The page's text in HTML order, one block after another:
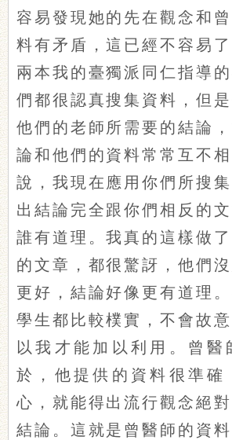
容易發現她的先在觀念和
料有矛盾，這已經不容易
兩本我的臺獨派同仁指導
們都很認真搜集資料，但
他們的老師所需要的結論
論和他們的資料常常互不
說，我現在應用你們所搜
出結論完全跟你們相反的
誰有道理。我真的這樣做
的文章，都很驚訝，他們
更好，結論好像更有道理
學生都比較樸實，不會故
以我才能加以利用。曾醫
於，他提供的資料很準確
心，就能得出流行觀念絕
結論。這就是曾醫師的資